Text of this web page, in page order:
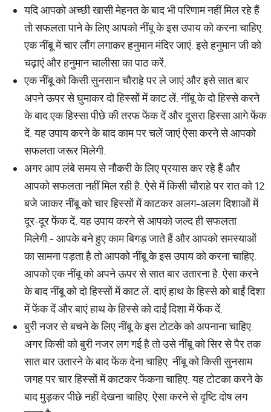
यदि आपको अच्छी खासी मेहनत के बाद भी परिणाम नहीं मिल रहे हैं
तो सफलता पाने के लिए आपको नींबू के इस उपाय को करना चाहिए.
एक नींबू में चार लौंग लगाकर हनुमान मंदिर जाएं. इसे हनुमान जी को
चढ़ाएं और हनुमान चालीसा का पाठ करें.
एक नींबू को किसी सुनसान चौराहे पर ले जाएं और इसे सात बार
अपने ऊपर से घुमाकर दो हिस्सों में काट लें. नींबू के दो हिस्से करने
के बाद एक हिस्सा पीछे की तरफ फेंक दें और दूसरा हिस्सा आगे फेंक
दें. यह उपाय करने के बाद काम पर चलें जाएं ऐसा करने से आपको
सफलता जरूर मिलेगी.
अगर आप लंबे समय से नौकरी के लिए प्रयास कर रहे हैं और
आपको सफलता नहीं मिल रही है. ऐसे में किसी चौराहे पर रात को 12
बजे जाकर नींबू को चार हिस्सों में काटकर अलग-अलग दिशाओं में
दूर-दूर फेंक दें. यह उपाय करने से आपको जल्द ही सफलता
मिलेगी.- आपके बने हुए काम बिगड़ जाते हैं और आपको समस्याओं
का सामना पड़ता है तो आपको नींबू के इस उपाय को करना चाहिए.
आपको एक नींबू को अपने ऊपर से सात बार उतारना है. ऐसा करने
के बाद नींबू को दो हिस्सों में काट लें. दाएं हाथ के हिस्से को बाईं दिशा
में फेंक दें और बाएं हाथ के हिस्से को दाईं दिशा में फेंक दें.
बुरी नजर से बचने के लिए नींबू के इस टोटके को अपनाना चाहिए.
अगर किसी को बुरी नजर लग गई है तो उसे नींबू को सिर से पैर तक
सात बार उतारने के बाद फेंक देना चाहिए. नींबू को किसी सुनसाम
जगह पर चार हिस्सों में काटकर फेंकना चाहिए. यह टोटका करने के
बाद मुड़कर पीछे नहीं देखना चाहिए. ऐसा करने से दृष्टि दोष लग